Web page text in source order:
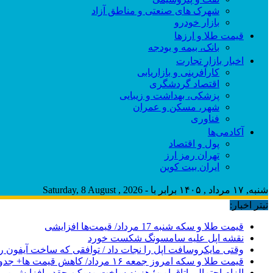
شهرک های صنعتی و مناطق آزاد
بازار خودرو
قیمت طلا و ارزها
بانک، بیمه و بودجه
اخبار بازار تجارت
کارآفرینی و بازاریابی
اقتصاد گردشگری
پزشکی، بهداشت و زیبایی
شهر، مسکن و عمران
فناوری
آکادمی‌ها
پول و اقتصاد
تهران رمز ارز
ایران بیت کوین
شنبه, ۱۷ مرداد , ۱۴۰۵ برابر با - Saturday, 8 August , 2026
تیتر اخبار:
قیمت طلا و سکه شنبه 17 مرداد/ قیمت‌ها افزایشی
نقشه اپل علیه سامسونگ شکست خورد
وقتی مایکروسافت اپل را نجات داد / توافقی که ساخت آیفون
قیمت طلا و سکه امروز جمعه ۱۶ مرداد/ کاهش قیمت ها+ جدول و جزییات